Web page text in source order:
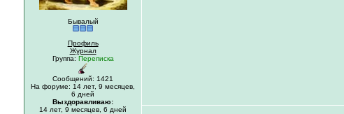
Бывалый
Профиль
Журнал
Группа: Переписка
Сообщений: 1421
На форуме: 14 лет, 9 месяцев,
6 дней
Выздоравливаю:
14 лет, 9 месяцев, 6 дней